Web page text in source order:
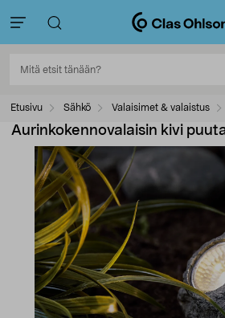
Etusivu Sähkö Valaisimet & valaistus
Aurinkokennovalaisin kivi